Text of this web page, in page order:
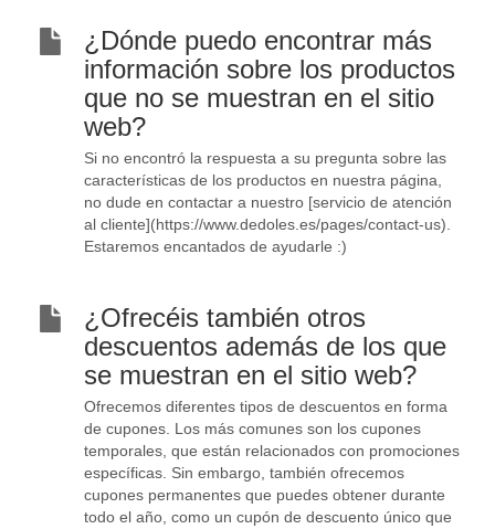
¿Dónde puedo encontrar más
información sobre los productos
que no se muestran en el sitio
web?
Si no encontró la respuesta a su pregunta sobre las
características de los productos en nuestra página,
no dude en contactar a nuestro [servicio de atención
al cliente](https://www.dedoles.es/pages/contact-us).
Estaremos encantados de ayudarle :)
¿Ofrecéis también otros
descuentos además de los que
se muestran en el sitio web?
Ofrecemos diferentes tipos de descuentos en forma
de cupones. Los más comunes son los cupones
temporales, que están relacionados con promociones
específicas. Sin embargo, también ofrecemos
cupones permanentes que puedes obtener durante
todo el año, como un cupón de descuento único que